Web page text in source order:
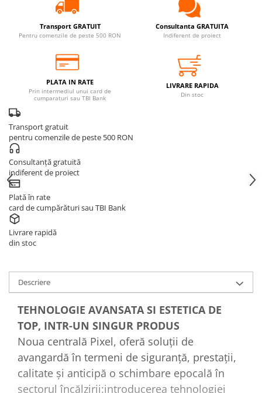
Transport GRATUIT
Pentru comenzile de peste 500 RON
Consultanta GRATUITA
Indiferent de proiect
PLATA IN RATE
Prin intermediul unui card de
cumparaturi sau TBI Bank
LIVRARE RAPIDA
Din stoc
Transport gratuit
pentru comenzile de peste 500 RON
Consultanță gratuită
indiferent de proiect
Plată în rate
card de cumpărături sau TBI Bank
Livrare rapidă
din stoc
Descriere
TEHNOLOGIE AVANSATA SI ESTETICA DE
TOP, INTR-UN SINGUR PRODUS
Noua centrală Pixel, oferă soluții de
avangardă în termeni de siguranță, prestații,
calitate și anticipă o schimbare epocală în
sectorul încălzirii:introducerea tehnologiei